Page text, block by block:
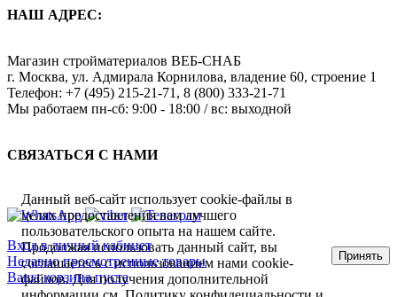
НАШ АДРЕС:
Магазин стройматериалов ВЕБ-СНАБ
г. Москва, ул. Адмирала Корнилова, владение 60, строение 1
Телефон: +7 (495) 215-21-71 , 8 (800) 333-21-71
Мы работаем пн-сб: 9:00 - 18:00 / вс: выходной
СВЯЗАТЬСЯ С НАМИ
Вход в личный кабинет
Недавно просмотренные товары
Ваша корзина пуста
Данный веб-сайт использует cookie-файлы в
целях предоставления вам лучшего
пользовательского опыта на нашем сайте.
Продолжая использовать данный сайт, вы
соглашаетесь с использованием нами cookie-
файлов. Для получения дополнительной
Принять